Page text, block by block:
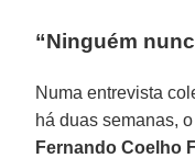
“Ninguém
Numa entrevista
há duas semanas,
Fernando Coelho